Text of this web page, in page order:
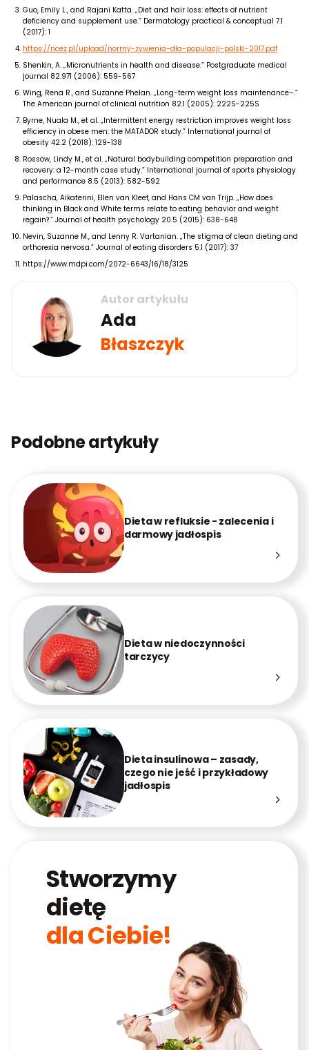
Guo, Emily L., and Rajani Katta. „Diet and hair loss: effects of nutrient
deficiency and supplement use.” Dermatology practical & conceptual 7.1
(2017): 1
https://ncez.pl/upload/normy-zywienia-dla-populacji-polski-2017.pdf
Shenkin, A. „Micronutrients in health and disease.” Postgraduate medical
journal 82.971 (2006): 559-567
Wing, Rena R., and Suzanne Phelan. „Long-term weight loss maintenance–.”
The American journal of clinical nutrition 82.1 (2005): 222S-225S
Byrne, Nuala M., et al. „Intermittent energy restriction improves weight loss
efficiency in obese men: the MATADOR study.” International journal of
obesity 42.2 (2018): 129-138
Rossow, Lindy M., et al. „Natural bodybuilding competition preparation and
recovery: a 12-month case study.” International journal of sports physiology
and performance 8.5 (2013): 582-592
Palascha, Aikaterini, Ellen van Kleef, and Hans CM van Trijp. „How does
thinking in Black and White terms relate to eating behavior and weight
regain?.” Journal of health psychology 20.5 (2015): 638-648
Nevin, Suzanne M., and Lenny R. Vartanian. „The stigma of clean dieting and
orthorexia nervosa.” Journal of eating disorders 5.1 (2017): 37
https://www.mdpi.com/2072-6643/16/18/3125
Autor artykułu
Ada
Błaszczyk
Podobne artykuły
Dieta w refluksie - zalecenia i
darmowy jadłospis
Dieta w niedoczynności
tarczycy
Dieta insulinowa – zasady,
czego nie jeść i przykładowy
jadłospis
Stworzymy
dietę
dla Ciebie!